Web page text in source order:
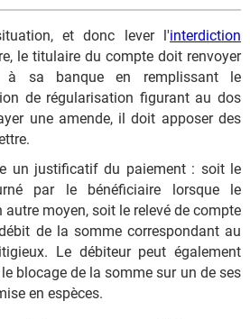
et donc lever l'interdiction
le titulaire du compte doit renvoyer
à sa banque en remplissant le
de régularisation figurant au dos
une amende, il doit apposer des
un justificatif du paiement : soit le
par le bénéficiaire lorsque le
moyen, soit le relevé de compte
de la somme correspondant au
Le débiteur peut également
blocage de la somme sur un de ses
en espèces.